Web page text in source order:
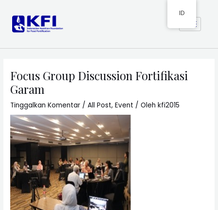
Focus Group Discussion Fortifikasi
Garam
Tinggalkan Komentar /All Post,Event / Olehkfi2015
ID